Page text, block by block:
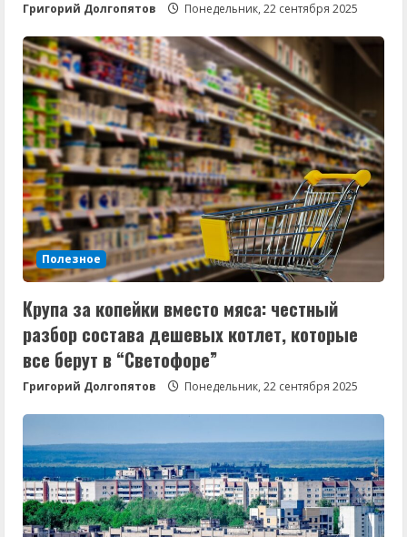
Григорий Долгопятов Понедельник, 22 сентября 2025
Полезное
Крупа за копейки вместо мяса: честный
разбор состава дешевых котлет, которые
все берут в “Светофоре”
Григорий Долгопятов Понедельник, 22 сентября 2025